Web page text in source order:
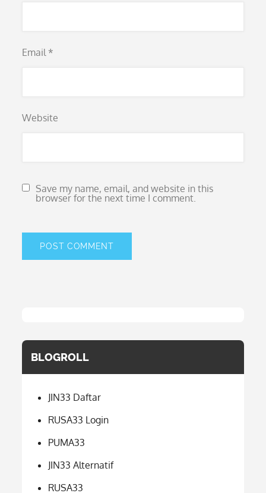
Email *
Website
Save my name, email, and website in this
browser for the next time I comment.
BLOGROLL
JIN33 Daftar
RUSA33 Login
PUMA33
JIN33 Alternatif
RUSA33